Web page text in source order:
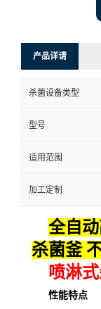
产品详请
杀菌设备类型
型号
适用范围
加工定制
全自
杀菌釜
喷淋
性能特点